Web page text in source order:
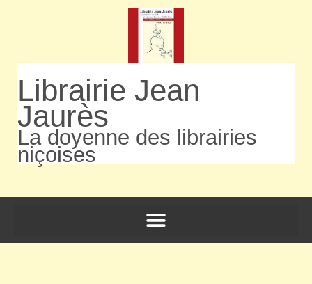
Librairie Jean
Jaurès
La doyenne des librairies
niçoises